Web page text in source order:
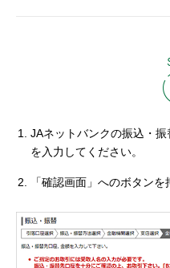
JAネットバンクの振込・
を入力してください。
「確認画面」へのボタンを